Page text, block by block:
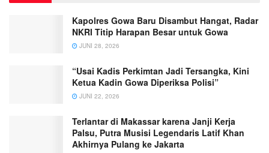
Kapolres Gowa Baru Disambut Hangat, Radar
NKRI Titip Harapan Besar untuk Gowa
JUNI 28, 2026
“Usai Kadis Perkimtan Jadi Tersangka, Kini
Ketua Kadin Gowa Diperiksa Polisi”
JUNI 22, 2026
Terlantar di Makassar karena Janji Kerja
Palsu, Putra Musisi Legendaris Latif Khan
Akhirnya Pulang ke Jakarta